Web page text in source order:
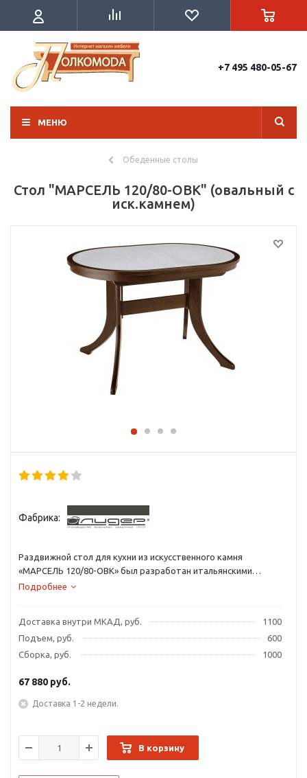
+7 495 480-05-67
МЕНЮ
Обеденные столы
Стол "МАРСЕЛЬ 120/80-ОВК" (овальный с
иск.камнем)
Фабрика:
Раздвижной стол для кухни из искусственного камня
«МАРСЕЛЬ 120/80-ОВК» был разработан итальянскими
дизайнерами в стиле Модерн.
Подробнее
Доставка внутри МКАД, руб.
1100
Подъем, руб.
600
Сборка, руб.
1000
67 880 руб.
Доставка 1-2 недели.
В корзину